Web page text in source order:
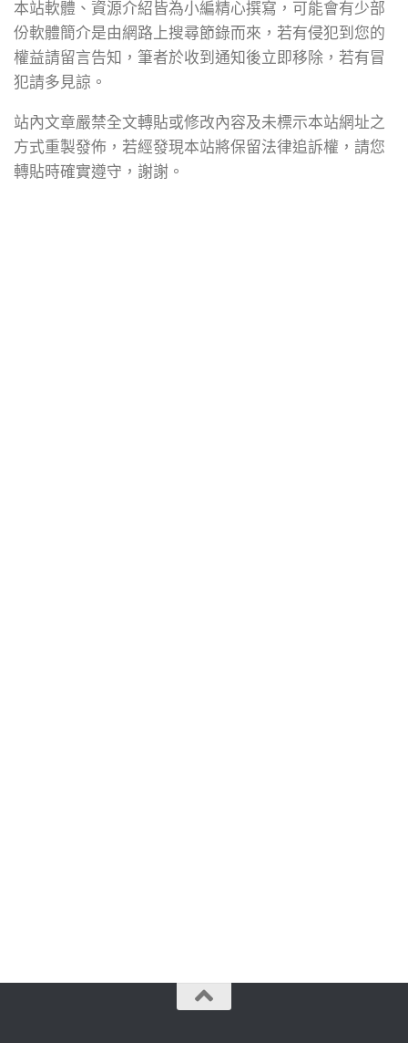
本站軟體、資源介紹皆為小編精心撰寫，可能會有少部
份軟體簡介是由網路上搜尋節錄而來，若有侵犯到您的
權益請留言告知，筆者於收到通知後立即移除，若有冒
犯請多見諒。
站內文章嚴禁全文轉貼或修改內容及未標示本站網址之
方式重製發佈，若經發現本站將保留法律追訴權，請您
轉貼時確實遵守，謝謝。